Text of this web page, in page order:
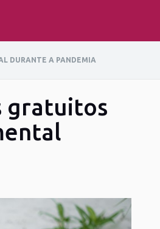
DURANTE A PANDEMIA
gratuitos